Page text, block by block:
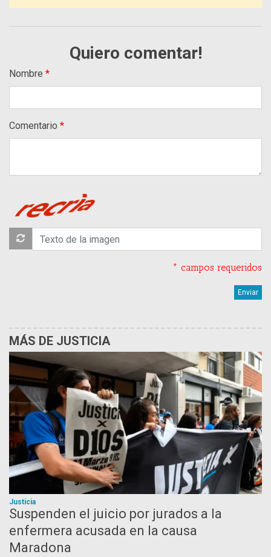
Quiero comentar!
Nombre
Comentario
* campos requeridos
MÁS DE JUSTICIA
Justicia
Suspenden el juicio por jurados a la
enfermera acusada en la causa
Maradona